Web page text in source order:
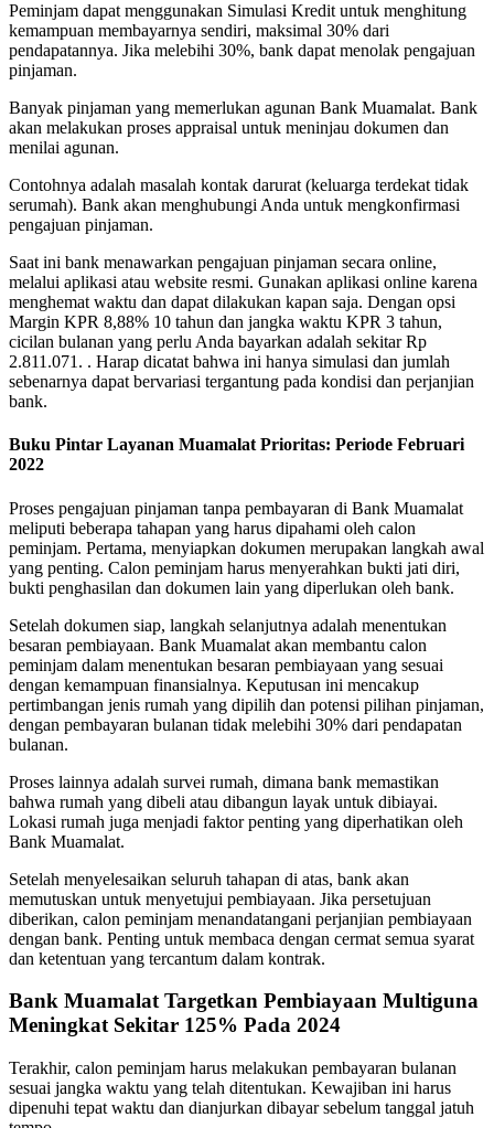
Peminjam dapat menggunakan Simulasi Kredit untuk menghitung
kemampuan membayarnya sendiri, maksimal 30% dari
pendapatannya. Jika melebihi 30%, bank dapat menolak pengajuan
pinjaman.
Banyak pinjaman yang memerlukan agunan Bank Muamalat. Bank
akan melakukan proses appraisal untuk meninjau dokumen dan
menilai agunan.
Contohnya adalah masalah kontak darurat (keluarga terdekat tidak
serumah). Bank akan menghubungi Anda untuk mengkonfirmasi
pengajuan pinjaman.
Saat ini bank menawarkan pengajuan pinjaman secara online,
melalui aplikasi atau website resmi. Gunakan aplikasi online karena
menghemat waktu dan dapat dilakukan kapan saja. Dengan opsi
Margin KPR 8,88% 10 tahun dan jangka waktu KPR 3 tahun,
cicilan bulanan yang perlu Anda bayarkan adalah sekitar Rp
2.811.071. . Harap dicatat bahwa ini hanya simulasi dan jumlah
sebenarnya dapat bervariasi tergantung pada kondisi dan perjanjian
bank.
Buku Pintar Layanan Muamalat Prioritas: Periode Februari
2022
Proses pengajuan pinjaman tanpa pembayaran di Bank Muamalat
meliputi beberapa tahapan yang harus dipahami oleh calon
peminjam. Pertama, menyiapkan dokumen merupakan langkah awal
yang penting. Calon peminjam harus menyerahkan bukti jati diri,
bukti penghasilan dan dokumen lain yang diperlukan oleh bank.
Setelah dokumen siap, langkah selanjutnya adalah menentukan
besaran pembiayaan. Bank Muamalat akan membantu calon
peminjam dalam menentukan besaran pembiayaan yang sesuai
dengan kemampuan finansialnya. Keputusan ini mencakup
pertimbangan jenis rumah yang dipilih dan potensi pilihan pinjaman,
dengan pembayaran bulanan tidak melebihi 30% dari pendapatan
bulanan.
Proses lainnya adalah survei rumah, dimana bank memastikan
bahwa rumah yang dibeli atau dibangun layak untuk dibiayai.
Lokasi rumah juga menjadi faktor penting yang diperhatikan oleh
Bank Muamalat.
Setelah menyelesaikan seluruh tahapan di atas, bank akan
memutuskan untuk menyetujui pembiayaan. Jika persetujuan
diberikan, calon peminjam menandatangani perjanjian pembiayaan
dengan bank. Penting untuk membaca dengan cermat semua syarat
dan ketentuan yang tercantum dalam kontrak.
Bank Muamalat Targetkan Pembiayaan Multiguna
Meningkat Sekitar 125% Pada 2024
Terakhir, calon peminjam harus melakukan pembayaran bulanan
sesuai jangka waktu yang telah ditentukan. Kewajiban ini harus
dipenuhi tepat waktu dan dianjurkan dibayar sebelum tanggal jatuh